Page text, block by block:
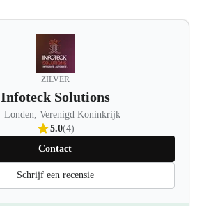
ZILVER
Infoteck Solutions
Londen, Verenigd Koninkrijk
5.0(4)
Contact
Schrijf een recensie